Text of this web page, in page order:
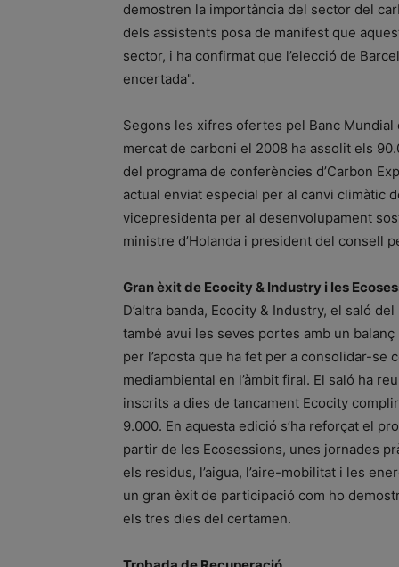
demostren la importància del sector del
dels assistents posa de manifest que
sector, i ha confirmat que l’elecció de
encertada".
Segons les xifres ofertes pel Banc
mercat de carboni el 2008 ha assolit els
del programa de conferències d’Carbon
actual enviat especial per al canvi climàtic
vicepresidenta per al desenvolupament
ministre d’Holanda i president del consell
Gran èxit de Ecocity & Industry i les
D’altra banda, Ecocity & Industry, el saló
també avui les seves portes amb un
per l’aposta que ha fet per a consolidar-
mediambiental en l’àmbit firal. El saló ha
inscrits a dies de tancament Ecocity
9.000. En aquesta edició s’ha reforçat el
partir de les Ecosessions, unes jornades
els residus, l’aigua, l’aire-mobilitat i les
un gran èxit de participació com ho
els tres dies del certamen.